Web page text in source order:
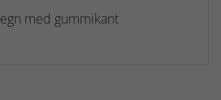
med gummikant